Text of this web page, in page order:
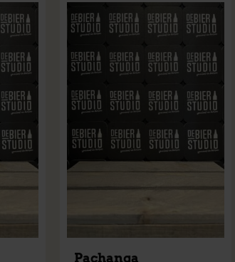
Pachanga